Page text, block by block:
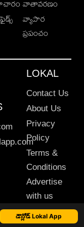
డౌన్లోడ్ Lokal App
వాతావరణం
వ్యాపార
ప్రపంచం
LOKAL
Contact Us
About Us
Privacy
Policy
Terms &
Conditions
Advertise
with us
Sitemap
All rights reserved.